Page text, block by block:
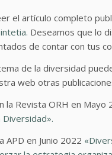
el artículo completo
Deseamos que lo
de contar con tus
de la diversidad
web otras
la Revista ORH en Mayo
Diversidad».
APD en Junio 2022